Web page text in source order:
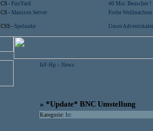
CS - FunYard
40 Mio. Beuscher
CS - Mansion Server
Frohe
CSS - Spelunke Unser
IsF-Hp > News
» *Update* BNC Umstellung
Kategorie: Irc